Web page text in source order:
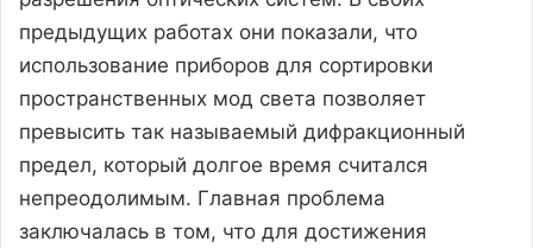
предыдущих работах они показали, что
использование приборов для сортировки
пространственных мод света позволяет
превысить так называемый дифракционный
предел, который долгое время считался
непреодолимым. Главная проблема
заключалась в том, что для достижения